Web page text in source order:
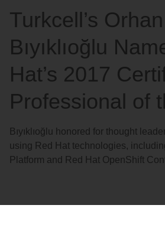
Turkcell’s Orhan
Bıyıklıoğlu
Hat’s 2017
Professional of
Bıyıklıoğlu honored for thought
using Red Hat technologies,
Platform and Red Hat OpenShift